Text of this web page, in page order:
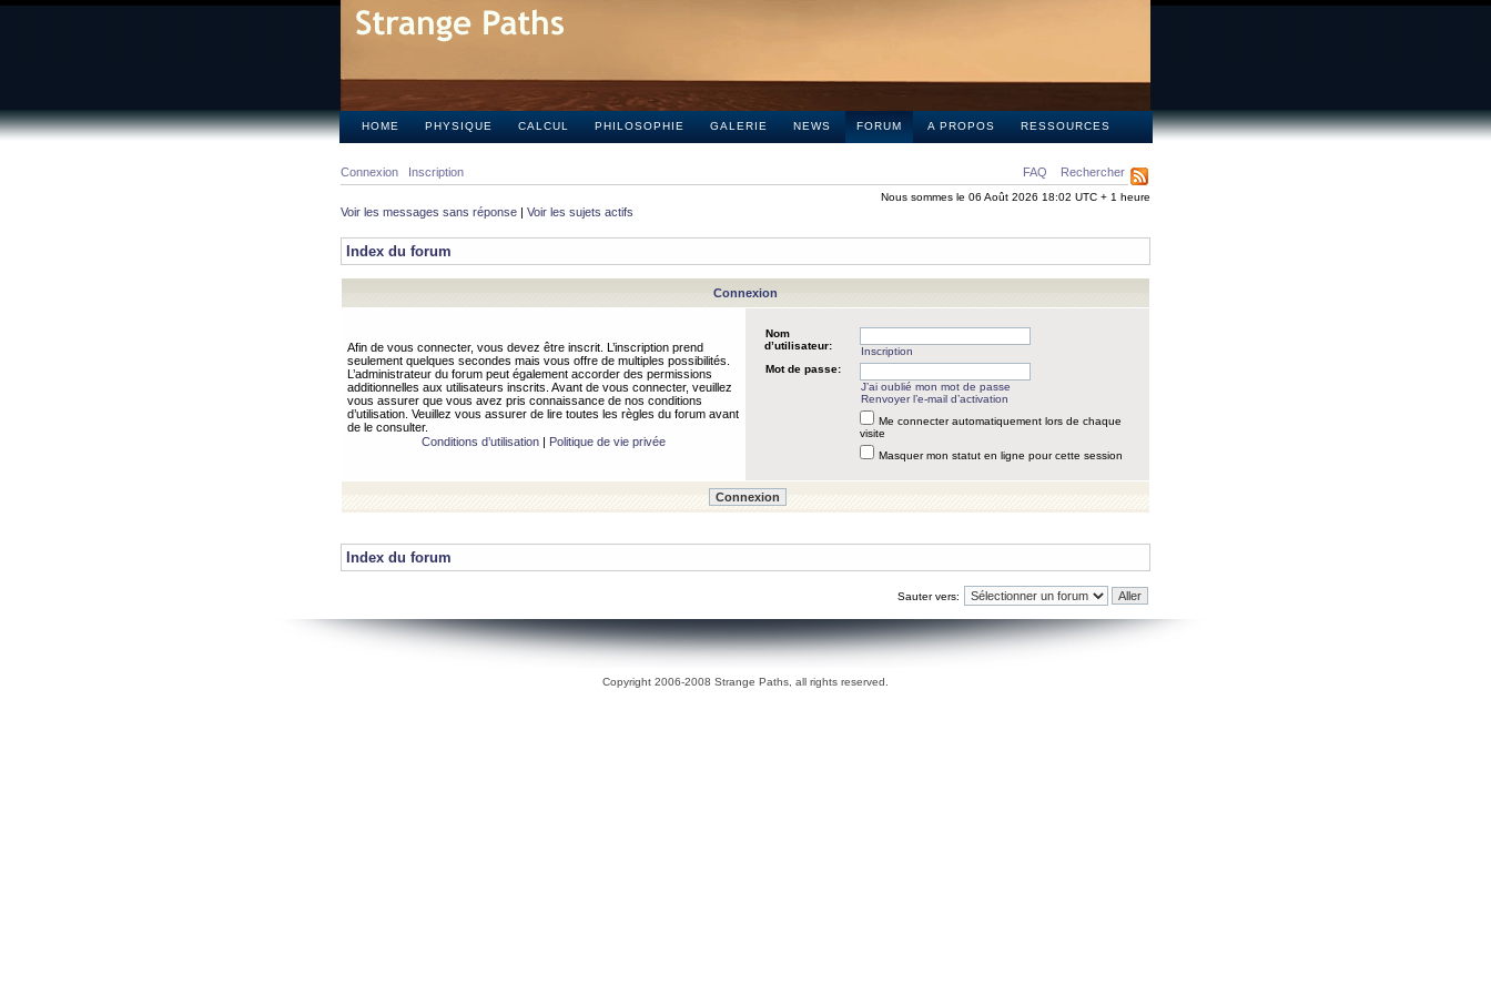
HOME PHYSIQUE CALCUL PHILOSOPHIE GALERIE NEWS FORUM A PROPOS RESSOURCES
FAQ Rechercher
Connexion Inscription
Nous sommes le 06 Août 2026 18:02 UTC + 1 heure
Voir les messages sans réponse | Voir les sujets actifs
Index du forum
Connexion
Afin de vous connecter, vous devez être inscrit. L’inscription prend
seulement quelques secondes mais vous offre de multiples possibilités.
L’administrateur du forum peut également accorder des permissions
additionnelles aux utilisateurs inscrits. Avant de vous connecter, veuillez
vous assurer que vous avez pris connaissance de nos conditions
d’utilisation. Veuillez vous assurer de lire toutes les règles du forum avant
de le consulter.
Conditions d’utilisation| Politique de vie privée
Nom
d’utilisateur:
Inscription
Mot de passe:
J’ai oublié mon mot de passe
Renvoyer l’e-mail d’activation
Me connecter automatiquement lors de chaque
visite
Masquer mon statut en ligne pour cette session
Index du forum
Sauter vers:
Copyright 2006-2008 Strange Paths, all rights reserved.